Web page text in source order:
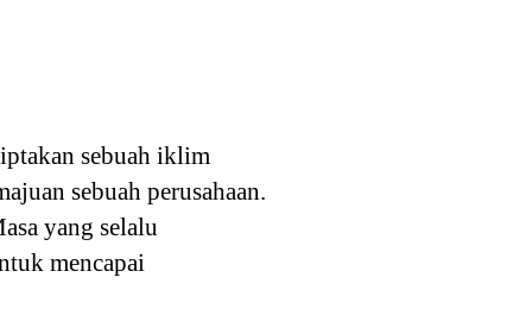
sebuah iklim
sebuah perusahaan.
yang selalu
mencapai